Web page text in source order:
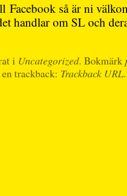
så är ni
handlar om SL och
i Uncategorized. Bokmärk
trackback: Trackback URL.